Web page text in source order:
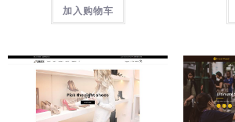
加入购物车